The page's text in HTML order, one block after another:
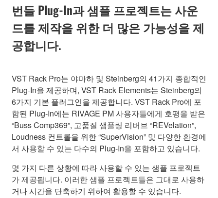
번들 Plug-In과 샘플 프로젝트는 사운
드를 제작을 위한 더 많은 가능성을 제
공합니다.
VST Rack Pro는 야마하 및 Steinberg의 41가지 종합적인
Plug-In을 제공하며, VST Rack Elements는 Steinberg의
6가지 기본 플러그인을 제공합니다. VST Rack Pro에 포
함된 Plug-In에는 RIVAGE PM 사용자들에게 호평을 받은
“Buss Comp369”, 고품질 샘플링 리버브 “REVelation”,
Loudness 컨트롤을 위한 “SuperVision” 및 다양한 환경에
서 사용할 수 있는 다수의 Plug-In을 포함하고 있습니다.
몇 가지 다른 상황에 따라 사용할 수 있는 샘플 프로젝트
가 제공됩니다. 이러한 샘플 프로젝트들은 그대로 사용하
거나 시간을 단축하기 위하여 활용할 수 있습니다.